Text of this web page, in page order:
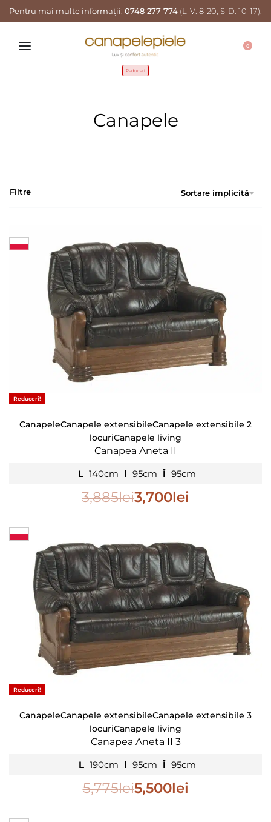
Pentru mai multe informații: 0748 277 774 (L-V: 8-20; S-D: 10-17).
0
Reduceri
Canapele
Sortare implicită
Filtre
Reduceri!
CanapeleCanapele extensibileCanapele extensibile 2
locuriCanapele living
Canapea Aneta II
L 140cm l 95cm Î 95cm
3,885lei3,700lei
Reduceri!
CanapeleCanapele extensibileCanapele extensibile 3
locuriCanapele living
Canapea Aneta II 3
L 190cm l 95cm Î 95cm
5,775lei5,500lei